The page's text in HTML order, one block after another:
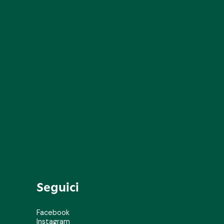
Seguici
Facebook
Instagram